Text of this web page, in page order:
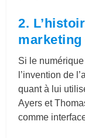
2.
marketing
Si le
l’invention de
quant à lui
Ayers et
comme